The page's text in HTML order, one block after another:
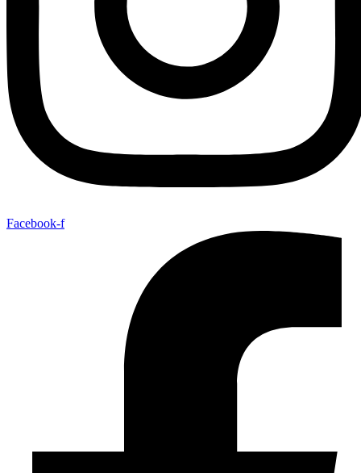
Facebook-f